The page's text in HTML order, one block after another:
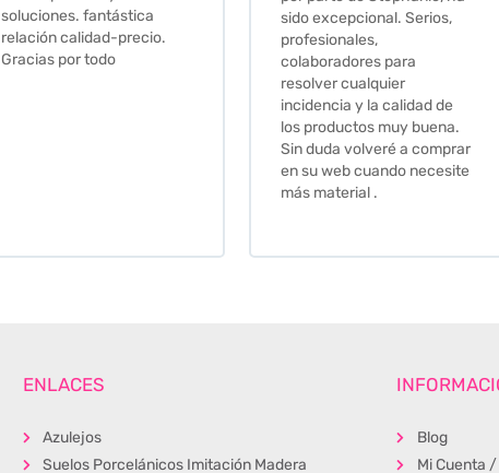
soluciones. fantástica
relación calidad-precio.
Gracias por todo
sido excepcional. Serios,
profesionales,
colaboradores para
resolver cualquier
incidencia y la calidad de
los productos muy buena.
Sin duda volveré a comprar
en su web cuando necesite
más material .
ENLACES
Azulejos
Suelos Porcelánicos Imitación Madera
Blog
Mi Cuenta